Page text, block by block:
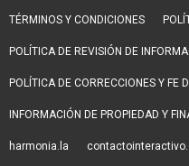
TÉRMINOS Y CONDICIONES
POLÍTICA DE REVISIÓN DE
POLÍTICA DE CORRECCIONES Y FE
INFORMACIÓN DE PROPIEDAD Y
harmonia.la